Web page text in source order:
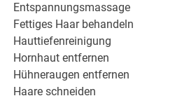
Entspannungsmassage
Fettiges Haar behandeln
Hauttiefenreinigung
Hornhaut entfernen
Hühneraugen entfernen
Haare schneiden